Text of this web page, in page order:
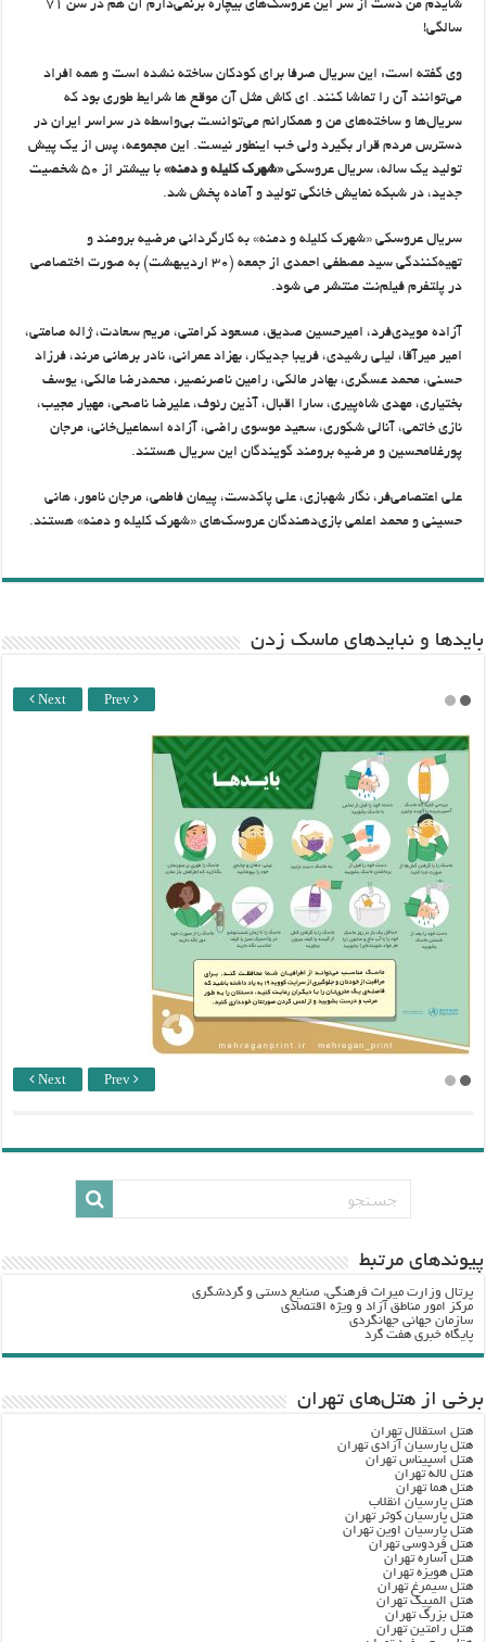
شایدم من دست از سر این عروسک‌های بیچاره برنمی‌دارم آن هم در سن ۷۱
سالگی!
وی گفته است: این سریال صرفا برای کودکان ساخته نشده است و همه افراد
می‌توانند آن را تماشا کنند. ای کاش مثل آن موقع ها شرایط طوری بود که
سریال‌ها و ساخته‌های من و همکارانم می‌توانست بی‌واسطه در سراسر ایران در
دسترس مردم قرار بگیرد ولی خب اینطور نیست. این مجموعه، پس از یک پیش
تولید یک ساله، سریال عروسکی«شهرک کلیله و دمنه»
با بیشتر از ۵۰ شخصیت
جدید، در شبکه نمایش خانگی تولید و آماده پخش شد.
سریال عروسکی «شهرک کلیله و دمنه» به کارگردانی مرضیه برومند و
تهیه‌کنندگی سید مصطفی احمدی از جمعه (۳۰ اردیبهشت) به صورت اختصاصی
در پلتفرم فیلم‌نت منتشر می شود.
آزاده مویدی‌فرد، امیرحسین صدیق،‌ مسعود کرامتی، مریم سعادت، ژاله صامتی،
امیر میرآقا، لیلی رشیدی، فریبا جدیکار، بهزاد عمرانی، نادر برهانی مرند، فرزاد
حسنی، محمد عسگری، بهادر مالکی، رامین ناصرنصیر، محمدرضا مالکی، یوسف
بختیاری، مهدی شاه‌پیری، سارا اقبال، آذین رئوف، علیرضا ناصحی، مهیار مجیب،
نازی خاتمی، آنالی شکوری، سعید موسوی راضی، آزاده اسماعیل‌خانی، مرجان
پورغلامحسین و مرضیه برومند گویندگان این سریال هستند.
علی اعتصامی‌فر، نگار شهبازی، علی پاکدست، پیمان فاطمی، مرجان نامور، هانی
حسینی و محمد اعلمی بازی‌دهندگان عروسک‌های «شهرک کلیله و دمنه» هستند.
باید‌ها و نبایدهای ماسک زدن
Next Prev
Next Prev
پيوندهاي مرتبط
پرتال وزارت ميراث فرهنگي، صنایع دستی و گردشگري
مرکز امور مناطق آزاد و ویژه اقتصادی
سازمان جهانی جهانگردی
پایگاه خبری هفت گرد
برخی از هتل‌های تهران
هتل استقلال تهران
هتل پارسیان آزادی تهران
هتل اسپیناس تهران
هتل لاله تهران
هتل هما تهران
هتل پارسیان انقلاب
هتل پارسیان کوثر تهران
هتل پارسیان اوین تهران
هتل فردوسی تهران
هتل آساره تهران
هتل هویزه تهران
هتل سیمرغ تهران
هتل المپیک تهران
هتل بزرگ تهران
هتل رامتین تهران